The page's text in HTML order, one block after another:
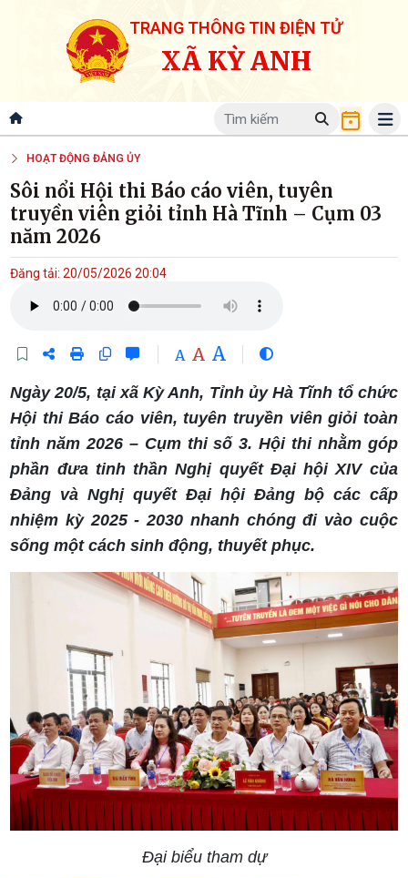
TRANG THÔNG TIN ĐIỆN TỬ
XÃ KỲ ANH
HOẠT ĐỘNG ĐẢNG ỦY
Sôi nổi Hội thi Báo cáo viên, tuyên
truyền viên giỏi tỉnh Hà Tĩnh – Cụm 03
năm 2026
Đăng tải: 20/05/2026 20:04
A A A
Ngày 20/5, tại xã Kỳ Anh, Tỉnh ủy Hà Tĩnh tổ chức
Hội thi Báo cáo viên, tuyên truyền viên giỏi toàn
tỉnh năm 2026 – Cụm thi số 3. Hội thi nhằm góp
phần đưa tinh thần Nghị quyết Đại hội XIV của
Đảng và Nghị quyết Đại hội Đảng bộ các cấp
nhiệm kỳ 2025 - 2030 nhanh chóng đi vào cuộc
sống một cách sinh động, thuyết phục.
Đại biểu tham dự